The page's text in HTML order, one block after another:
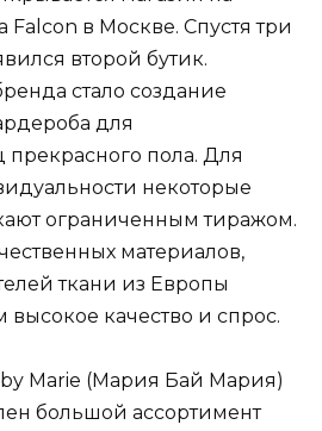
Falcon в Москве. Спустя три
второй бутик.
стало создание
для
прекрасного пола. Для
некоторые
ограниченным тиражом.
материалов,
ткани из Европы
высокое качество и спрос.
Marie (Мария Бай Мария)
большой ассортимент